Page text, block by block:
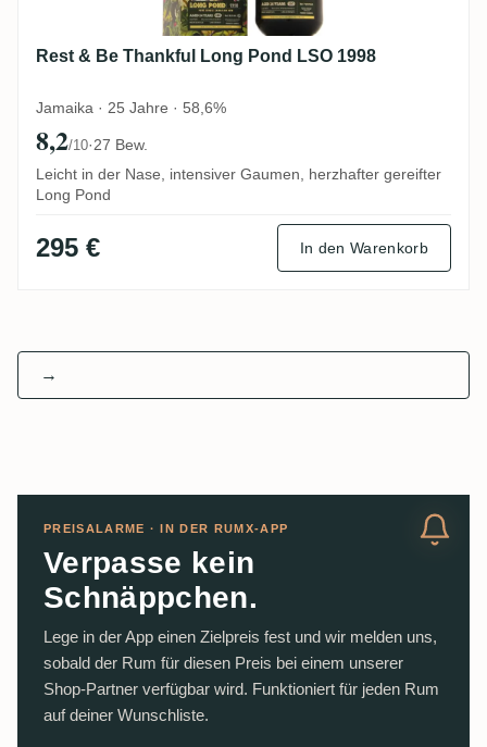
Rest & Be Thankful Long Pond LSO 1998
Jamaika · 25 Jahre · 58,6%
8,2/10·27 Bew.
Leicht in der Nase, intensiver Gaumen, herzhafter gereifter
Long Pond
295 € In den Warenkorb
→
PREISALARME · IN DER RUMX-APP
Verpasse kein
Schnäppchen.
Lege in der App einen Zielpreis fest und wir melden uns,
sobald der Rum für diesen Preis bei einem unserer
Shop-Partner verfügbar wird. Funktioniert für jeden Rum
auf deiner Wunschliste.